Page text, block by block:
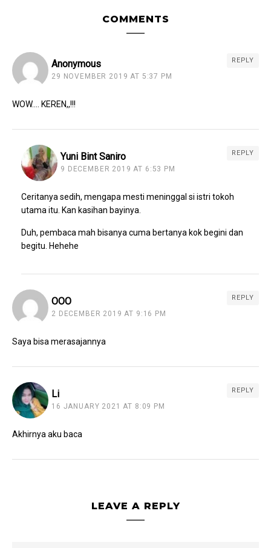
COMMENTS
Anonymous
29 NOVEMBER 2019 AT 5:37 PM
REPLY
WOW…. KEREN,,!!!
Yuni Bint Saniro
9 DECEMBER 2019 AT 6:53 PM
REPLY
Ceritanya sedih, mengapa mesti meninggal si istri tokoh
utama itu. Kan kasihan bayinya.
Duh, pembaca mah bisanya cuma bertanya kok begini dan
begitu. Hehehe
OOO
2 DECEMBER 2019 AT 9:16 PM
REPLY
Saya bisa merasajannya
Li
16 JANUARY 2021 AT 8:09 PM
REPLY
Akhirnya aku baca
LEAVE A REPLY